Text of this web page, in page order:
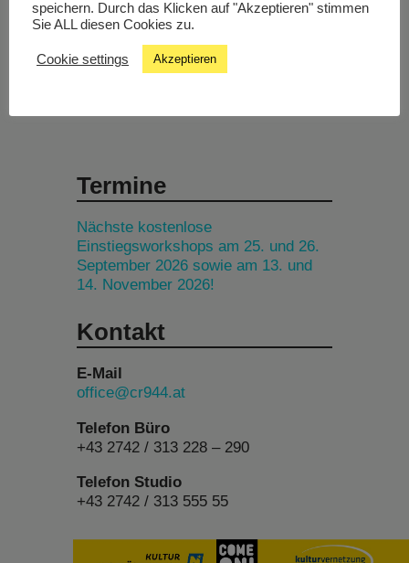
Studiochat
Termine
Nächste kostenlose
Einstiegsworkshops am 25. und 26.
September 2026 sowie am 13. und
14. November 2026!
Kontakt
E-Mail
office@cr944.at
Telefon Büro
+43 2742 / 313 228 – 290
Telefon Studio
+43 2742 / 313 555 55
speichern. Durch das Klicken auf "Akzeptieren" stimmen
Sie ALL diesen Cookies zu.
Cookie settings Akzeptieren